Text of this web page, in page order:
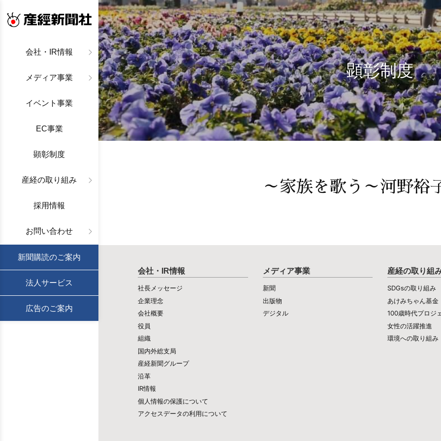
産経新聞社
会社・IR情報
メディア事業
イベント事業
EC事業
顕彰制度
産経の取り組み
採用情報
お問い合わせ
新聞購読のご案内
法人サービス
広告のご案内
顕彰制度
～家族を歌う～河野裕
会社・IR情報
社長メッセージ
企業理念
会社概要
役員
組織
国内外総支局
産経新聞グループ
沿革
IR情報
個人情報の保護について
アクセスデータの利用について
メディア事業
新聞
出版物
デジタル
産経の取り組
SDGsの取り組み
あけみちゃん基金
100歳時代プロジ
女性の活躍推進
環境への取り組み